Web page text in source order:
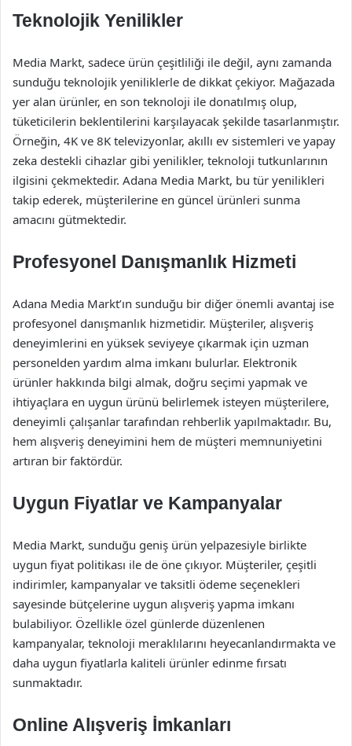
Teknolojik Yenilikler
Media Markt, sadece ürün çeşitliliği ile değil, aynı zamanda
sunduğu teknolojik yeniliklerle de dikkat çekiyor. Mağazada
yer alan ürünler, en son teknoloji ile donatılmış olup,
tüketicilerin beklentilerini karşılayacak şekilde tasarlanmıştır.
Örneğin, 4K ve 8K televizyonlar, akıllı ev sistemleri ve yapay
zeka destekli cihazlar gibi yenilikler, teknoloji tutkunlarının
ilgisini çekmektedir. Adana Media Markt, bu tür yenilikleri
takip ederek, müşterilerine en güncel ürünleri sunma
amacını gütmektedir.
Profesyonel Danışmanlık Hizmeti
Adana Media Markt’ın sunduğu bir diğer önemli avantaj ise
profesyonel danışmanlık hizmetidir. Müşteriler, alışveriş
deneyimlerini en yüksek seviyeye çıkarmak için uzman
personelden yardım alma imkanı bulurlar. Elektronik
ürünler hakkında bilgi almak, doğru seçimi yapmak ve
ihtiyaçlara en uygun ürünü belirlemek isteyen müşterilere,
deneyimli çalışanlar tarafından rehberlik yapılmaktadır. Bu,
hem alışveriş deneyimini hem de müşteri memnuniyetini
artıran bir faktördür.
Uygun Fiyatlar ve Kampanyalar
Media Markt, sunduğu geniş ürün yelpazesiyle birlikte
uygun fiyat politikası ile de öne çıkıyor. Müşteriler, çeşitli
indirimler, kampanyalar ve taksitli ödeme seçenekleri
sayesinde bütçelerine uygun alışveriş yapma imkanı
bulabiliyor. Özellikle özel günlerde düzenlenen
kampanyalar, teknoloji meraklılarını heyecanlandırmakta ve
daha uygun fiyatlarla kaliteli ürünler edinme fırsatı
sunmaktadır.
Online Alışveriş İmkanları